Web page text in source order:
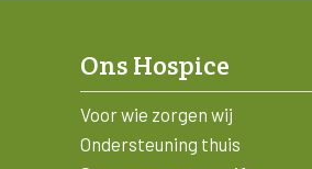
Ons Hospice
Voor wie zorgen wij
Ondersteuning thuis